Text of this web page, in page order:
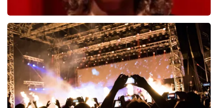
Esther van der Voort
497laatste 30 minuten
BESTEL NU